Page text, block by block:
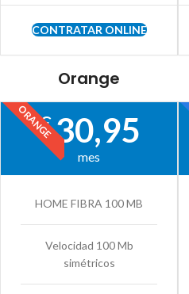
CONTRATAR ONLINE
Orange
ORANGE
€30,95
mes
HOME FIBRA 100 MB
Velocidad 100 Mb
simétricos